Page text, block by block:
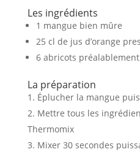
Les ingrédients
1 mangue bien mûre
25 cl de jus d’orange
6 abricots
La préparation
Éplucher la mangue
Mettre tous les
Thermomix
Mixer 30 secondes